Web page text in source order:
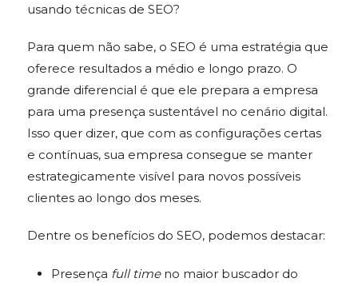
usando técnicas de SEO?
Para quem não sabe, o SEO é uma estratégia que
oferece resultados a médio e longo prazo. O
grande diferencial é que ele prepara a empresa
para uma presença sustentável no cenário digital.
Isso quer dizer, que com as configurações certas
e contínuas, sua empresa consegue se manter
estrategicamente visível para novos possíveis
clientes ao longo dos meses.
Dentre os benefícios do SEO, podemos destacar:
Presença full time no maior buscador do